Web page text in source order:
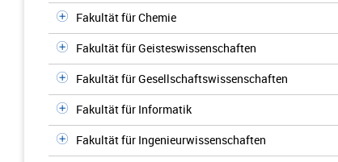
Fakultät für Chemie
Fakultät für Geisteswissenschaften
Fakultät für Gesellschaftswissenschaften
Fakultät für Informatik
Fakultät für Ingenieurwissenschaften